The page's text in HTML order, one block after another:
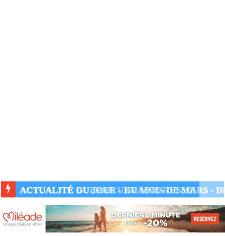
ACTUALITÉ GUERRE UKRAINE-RUSSIE